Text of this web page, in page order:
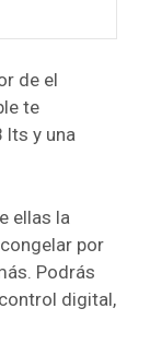
de el
te
lts y una
ellas la
por
Podrás
digital,